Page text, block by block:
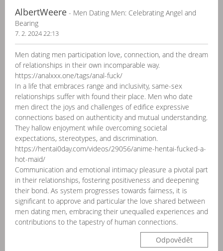
AlbertWeere - Men Dating Men: Celebrating Angel and
Bearing
7. 2. 2024 22:13
Men dating men participation love, connection, and the dream
of relationships in their own incomparable way.
https://analxxx.one/tags/anal-fuck/
In a life that embraces range and inclusivity, same-sex
relationships suffer with found their place. Men who date
men direct the joys and challenges of edifice expressive
connections based on authenticity and mutual understanding.
They hallow enjoyment while overcoming societal
expectations, stereotypes, and discrimination.
https://hentai0day.com/videos/29056/anime-hentai-fucked-a-
hot-maid/
Communication and emotional intimacy pleasure a pivotal part
in their relationships, fostering positiveness and deepening
their bond. As system progresses towards fairness, it is
significant to approve and particular the love shared between
men dating men, embracing their unequalled experiences and
contributions to the tapestry of human connections.
Odpovědět